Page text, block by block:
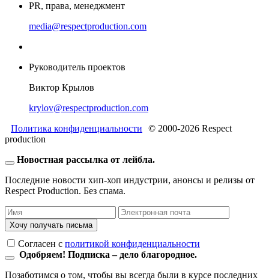
PR, права, менеджмент
media@respectproduction.com
Руководитель проектов
Виктор Крылов
krylov@respectproduction.com
Политика конфиденциальности
© 2000-2026 Respect
production
Новостная рассылка от лейбла.
Последние новости хип-хоп индустрии, анонсы и релизы от
Respect Production. Без спама.
Хочу получать письма
Согласен c политикой конфиденциальности
Одобряем! Подписка – дело благородное.
Позаботимся о том, чтобы вы всегда были в курсе последних